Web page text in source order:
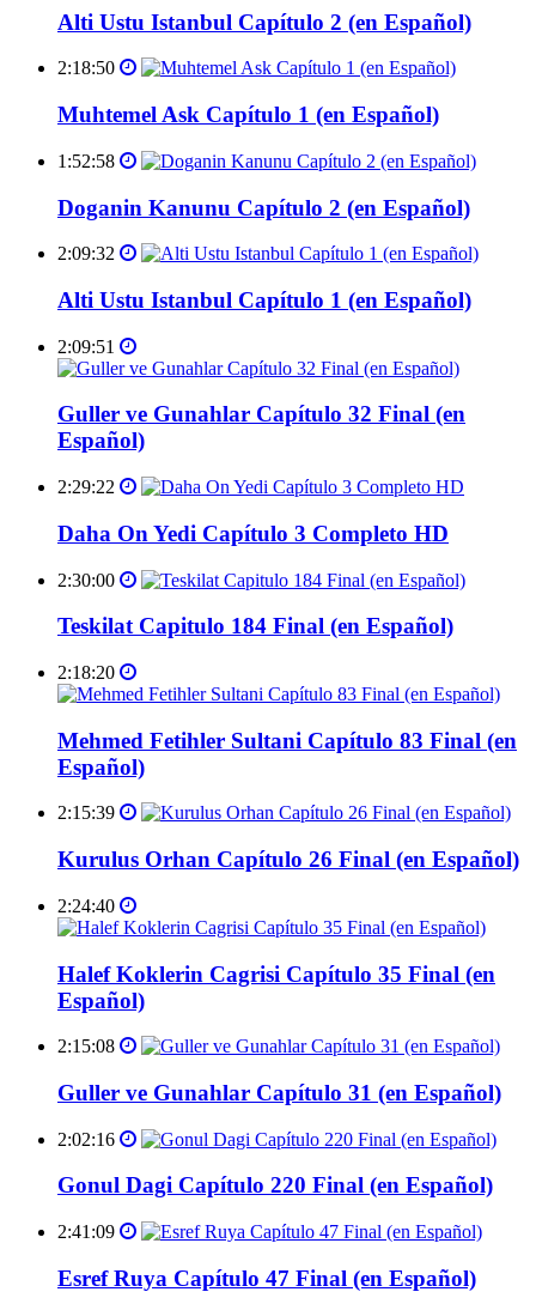
Alti Ustu Istanbul Capítulo 2 (en Español)
2:18:50
Muhtemel Ask Capítulo 1 (en Español)
1:52:58
Doganin Kanunu Capítulo 2 (en Español)
2:09:32
Alti Ustu Istanbul Capítulo 1 (en Español)
2:09:51
Guller ve Gunahlar Capítulo 32 Final (en
Español)
2:29:22
Daha On Yedi Capítulo 3 Completo HD
2:30:00
Teskilat Capitulo 184 Final (en Español)
2:18:20
Mehmed Fetihler Sultani Capítulo 83 Final (en
Español)
2:15:39
Kurulus Orhan Capítulo 26 Final (en Español)
2:24:40
Halef Koklerin Cagrisi Capítulo 35 Final (en
Español)
2:15:08
Guller ve Gunahlar Capítulo 31 (en Español)
2:02:16
Gonul Dagi Capítulo 220 Final (en Español)
2:41:09
Esref Ruya Capítulo 47 Final (en Español)